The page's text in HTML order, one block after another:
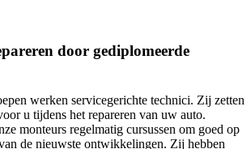
door gediplomeerde
werken servicegerichte technici. Zij zetten
u tijdens het repareren van uw auto.
monteurs regelmatig cursussen om goed op
de nieuwste ontwikkelingen. Zij hebben